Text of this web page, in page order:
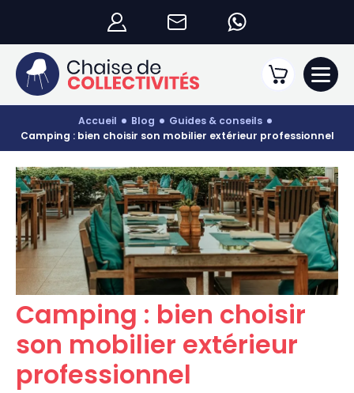
accueil blog
guides & conseils
camping : bien choisir son mobilier extérieur professionnel
Camping : bien choisir
son mobilier extérieur
professionnel